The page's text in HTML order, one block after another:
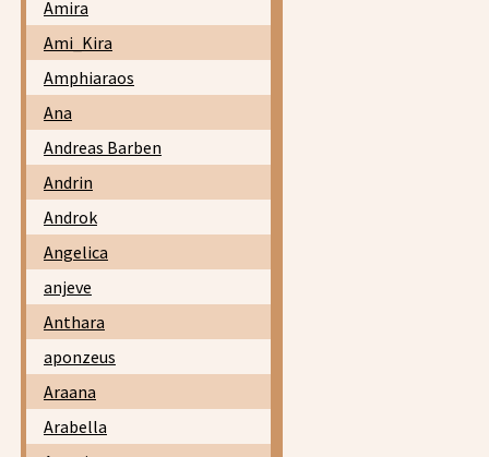
Amira
Ami_Kira
Amphiaraos
Ana
Andreas Barben
Andrin
Androk
Angelica
anjeve
Anthara
aponzeus
Araana
Arabella